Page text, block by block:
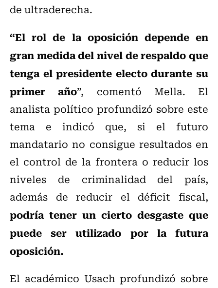
de ultraderecha.
“El rol de la oposición depende en
gran medida del nivel de respaldo que
tenga el presidente electo durante su
primer año”, comentó Mella. El
analista político profundizó sobre este
tema e indicó que, si el futuro
mandatario no consigue resultados en
el control de la frontera o reducir los
niveles de criminalidad del país,
además de reducir el déficit fiscal,
podría tener un cierto desgaste que
puede ser utilizado por la futura
oposición.
El académico Usach profundizó sobre